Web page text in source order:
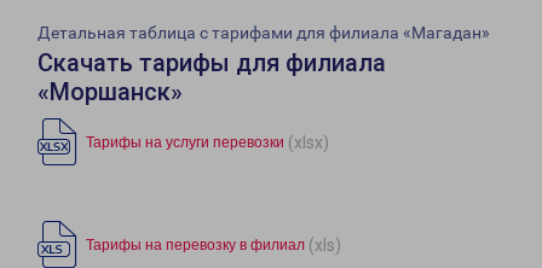
Детальная таблица с тарифами для филиала «Магадан»
Скачать тарифы для филиала
«Моршанск»
Тарифы на услуги перевозки (xlsx)
Тарифы на перевозку в филиал (xls)